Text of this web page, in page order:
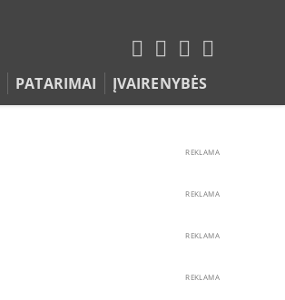
PATARIMAI ĮVAIRENYBĖS
REKLAMA
REKLAMA
REKLAMA
REKLAMA